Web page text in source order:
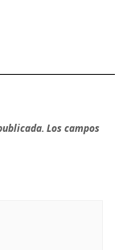
Los campos